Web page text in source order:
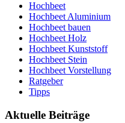
Hochbeet
Hochbeet Aluminium
Hochbeet bauen
Hochbeet Holz
Hochbeet Kunststoff
Hochbeet Stein
Hochbeet Vorstellung
Ratgeber
Tipps
Aktuelle Beiträge